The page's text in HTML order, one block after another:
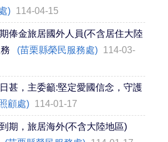
) 114-04-15
俸金旅居國外人員(不含居住大陸
(苗栗縣榮民服務處) 114-03-
甚，主委籲:堅定愛國信念，守護
顧處) 114-01-17
期，旅居海外(不含大陸地區)